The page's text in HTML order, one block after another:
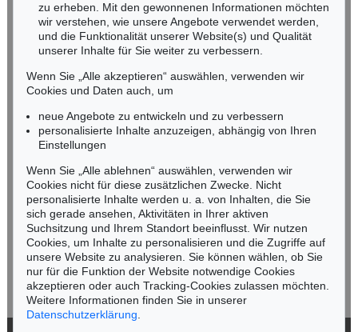
Auktion 401 - Lot 283
LUCIO FONTANA
Concetto Spaziale Taglio , 1962
Ergebnis:€ 43.920
Auktion 306 - Lot 362
LUCIO FONTANA
Concetto spaziale , 1960
Ergebnis:€ 30.940
Auktion 401 - Lot 287
NORDDEUTSCHLAND
Nico Kassel, M.A.
Tel.: +49 (0)89 55244-164
Mobil: +49 (0)171 8618661
n.kassel@kettererkunst.de
Keine Auktion mehr verpassen!
Wir informieren Sie rechtzeitig.
Jetzt zum Newsletter anmelden >
zu erheben. Mit den gewonnenen Informationen möchten
wir verstehen, wie unsere Angebote verwendet werden,
und die Funktionalität unserer Website(s) und Qualität
unserer Inhalte für Sie weiter zu verbessern.
Wenn Sie „Alle akzeptieren“ auswählen, verwenden wir
Cookies und Daten auch, um
neue Angebote zu entwickeln und zu verbessern
personalisierte Inhalte anzuzeigen, abhängig von Ihren
Einstellungen
Wenn Sie „Alle ablehnen“ auswählen, verwenden wir
Cookies nicht für diese zusätzlichen Zwecke. Nicht
personalisierte Inhalte werden u. a. von Inhalten, die Sie
sich gerade ansehen, Aktivitäten in Ihrer aktiven
Suchsitzung und Ihrem Standort beeinflusst. Wir nutzen
Cookies, um Inhalte zu personalisieren und die Zugriffe auf
unsere Website zu analysieren. Sie können wählen, ob Sie
nur für die Funktion der Website notwendige Cookies
akzeptieren oder auch Tracking-Cookies zulassen möchten.
Weitere Informationen finden Sie in unserer
Datenschutzerklärung